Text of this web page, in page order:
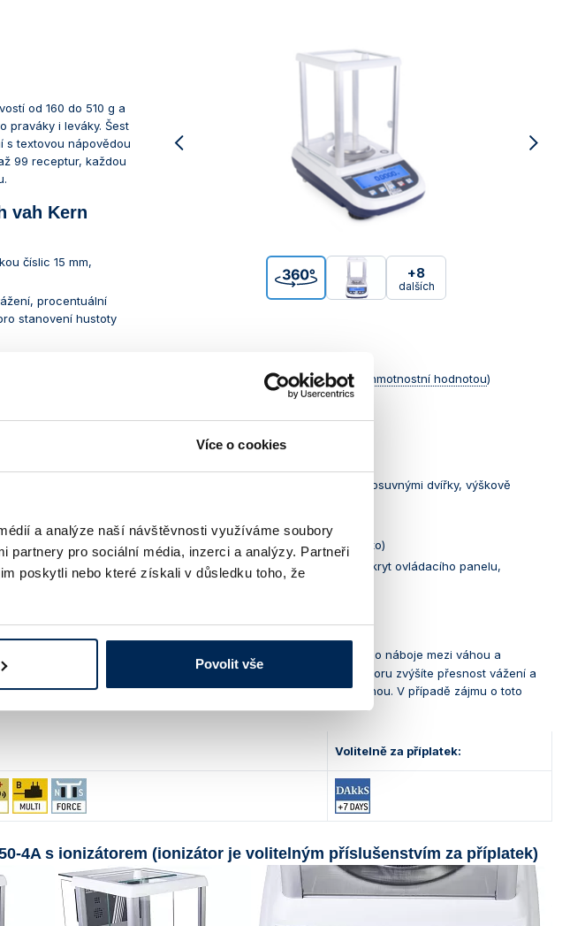
Více o cookies
a analýze naší návštěvnosti využíváme soubory
pro sociální média, inzerci a analýzy. Partneři
poskytli nebo které získali v důsledku toho, že
Povolit vše
+8
dalších
od 160 do 510 g a
praváky i leváky. Šest
s textovou nápovědou
99 receptur, každou
vah Kern
číslic 15 mm,
procentuální
stanovení hustoty
tisknou s číslem, názvem a hmotnostní hodnotou)
°C
plastovým krytem, ochranný analytický kryt se třemi skleněnými posuvnými dvířky, výškově
prostor 160 x 170 x 225 mm)
automatického vypnutí (volitelně 2, 5, 15 minut nebo vypnuto)
tiskárna,
stolní ionizátor, sada pro stanovení hustoty, ochranný kryt ovládacího panelu,
neváhejte
pro neutralizaci elektrostatického náboje mezi váhou a
vzorku a v důsledku toho špatný odečet hmotnosti. Pomocí ionizátoru zvýšíte přesnost vážení a
volitelné vybavení za příplatek, které se objednává společně s váhou. V případě zájmu o toto
Volitelně za příplatek:
4A s ionizátorem (ionizátor je volitelným příslušenstvím za příplatek)